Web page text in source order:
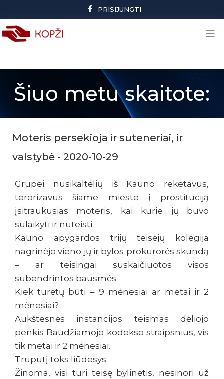
PRISIJUNGTI
Šiuo metu skaitote:
Moteris persekioja ir suteneriai, ir
valstybė - 2020-10-29
Grupei nusikaltėlių iš Kauno reketavus,
terorizavus šiame mieste į prostituciją
įsitraukusias moteris, kai kurie jų buvo
sulaikyti ir nuteisti.
Kauno apygardos trijų teisėjų kolegija
nagrinėjo vieno jų ir bylos prokurorės skundą
– ar teisingai suskaičiuotos visos
subendrintos bausmės.
Kiek turėtų būti – 9 mėnesiai ar metai ir 2
mėnesiai?
Aukštesnės instancijos teismas dėliojo
penkis Baudžiamojo kodekso straipsnius, vis
tik metai ir 2 mėnesiai.
Truputį toks liūdesys.
Žinoma, visi turi teisę bylinėtis, nesinori už